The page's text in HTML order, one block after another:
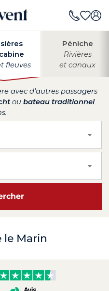
fleuves
Péniche
Rivières
et canaux
avec d'autres passagers
ou bateau traditionnel
le Marin